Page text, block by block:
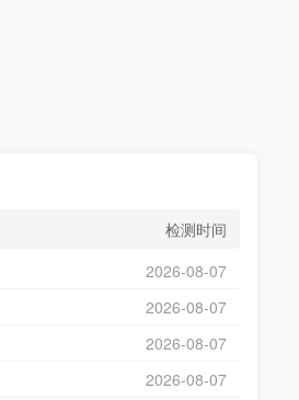
检测时间
2026-08-07
2026-08-07
2026-08-07
2026-08-07